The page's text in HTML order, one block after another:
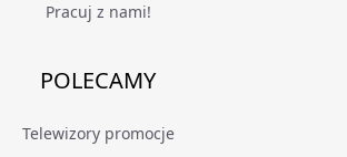
Pracuj z nami!
POLECAMY
Telewizory promocje